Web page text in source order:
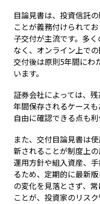
目論見書は、投資信託
ことが義務付けられて
子交付が主流です。多
なく、オンライン上で
交付後は原則5年間にわ
います。
証券会社によっては、
年間保存されるケース
自由に確認できる点も利
また、交付目論見書は
新されることが制度上
運用方針や組入資産、
るため、定期的に最新
の変化を見落とさず、
ことが、投資家のリスク